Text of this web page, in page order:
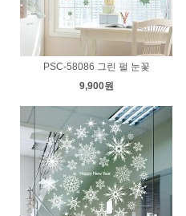
PSC-58086 그린 펄 눈꽃
9,900원